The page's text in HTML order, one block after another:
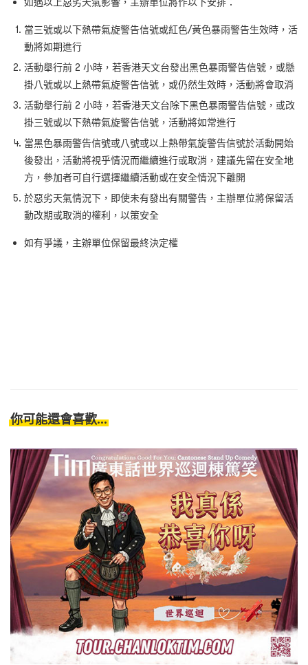
當三號或以下熱帶氣旋警告信號或紅色/黃色暴雨警告生效時，活
動將如期進行
活動舉行前 2 小時，若香港天文台發出黑色暴雨警告信號，或懸
掛八號或以上熱帶氣旋警告信號，或仍然生效時，活動將會取消
活動舉行前 2 小時，若香港天文台除下黑色暴雨警告信號，或改
掛三號或以下熱帶氣旋警告信號，活動將如常進行
當黑色暴雨警告信號或八號或以上熱帶氣旋警告信號於活動開始
後發出，活動將視乎情況而繼續進行或取消，建議先留在安全地
方，參加者可自行選擇繼續活動或在安全情況下離開
於惡劣天氣情況下，即使未有發出有關警告，主辦單位將保留活
動改期或取消的權利，以策安全
如有爭議，主辦單位保留最終決定權
你可能還會喜歡...